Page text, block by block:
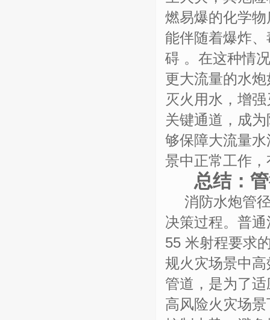
燃易爆的化学
能伴随着爆炸
碍 。在这种情
更大流量的水炮
灭火用水，增
关键通道，成
够保障大流量
景中正常工作
总结：
消防水炮管
决策过程。普
55 米射程要求
规火灾场景中
管道，是为了
高风险火灾场